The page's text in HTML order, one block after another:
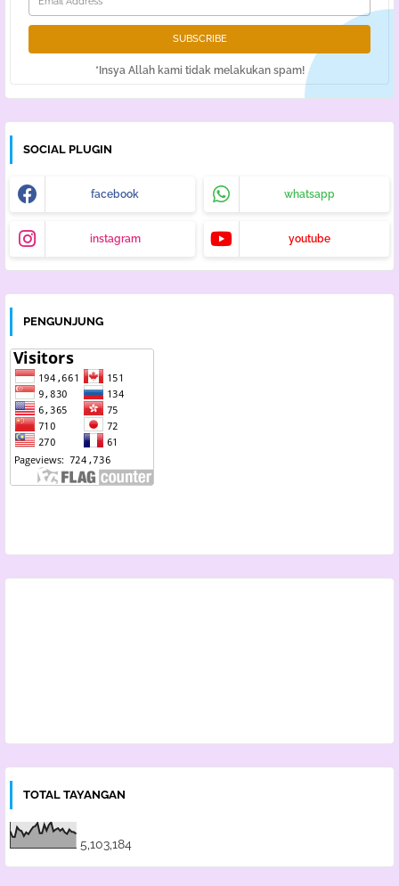
*Insya Allah kami tidak melakukan spam!
SOCIAL PLUGIN
facebook whatsapp
instagram youtube
PENGUNJUNG
TOTAL TAYANGAN
5,103,184